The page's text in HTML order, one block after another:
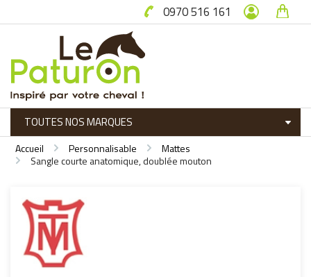
0970 516 161
Accueil Personnalisable
Mattes
Sangle courte anatomique, doublée mouton